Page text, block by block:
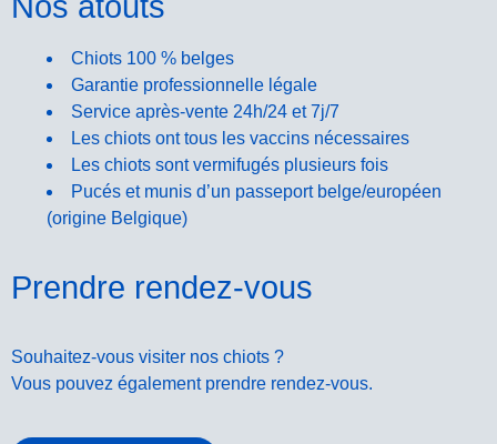
Chiots 100 % belges
Garantie professionnelle légale
Service après-vente 24h/24 et 7j/7
Les chiots ont tous les vaccins nécessaires
Les chiots sont vermifugés plusieurs fois
Pucés et munis d’un passeport belge/européen
(origine Belgique)
Prendre rendez-vous
Souhaitez-vous visiter nos chiots ?
Vous pouvez également prendre rendez-vous.